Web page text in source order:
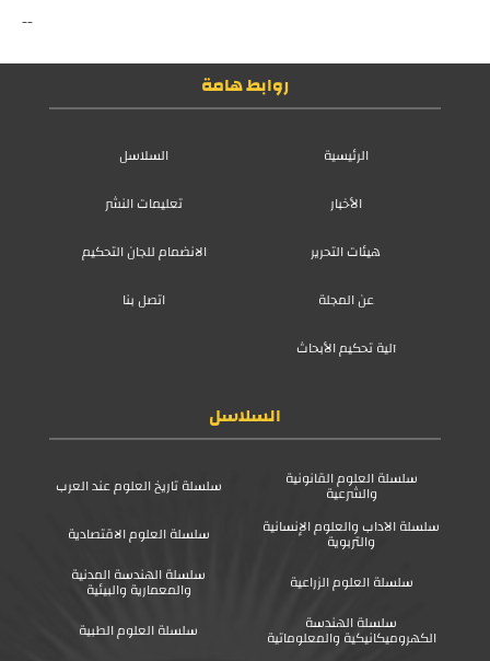
--
روابط هامة
الرئيسية
السلاسل
الأخبار
تعليمات النشر
هيئات التحرير
الانضمام للجان التحكيم
عن المجلة
اتصل بنا
آلية تحكيم الأبحاث
السلاسل
سلسلة العلوم القانونية
والشرعية
سلسلة تاريخ العلوم عند العرب
سلسلة الآداب والعلوم الإنسانية
والتربوية
سلسلة العلوم الاقتصادية
سلسلة العلوم الزراعية
سلسلة الهندسة المدنية
والمعمارية والبيئية
سلسلة الهندسة
الكهروميكانيكية والمعلوماتية سلسلة العلوم الطبية